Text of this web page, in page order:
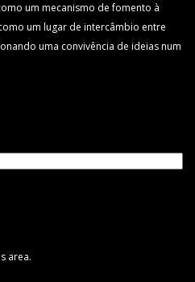
um mecanismo de fomento à
um lugar de intercâmbio entre
uma convivência de ideias num
area.